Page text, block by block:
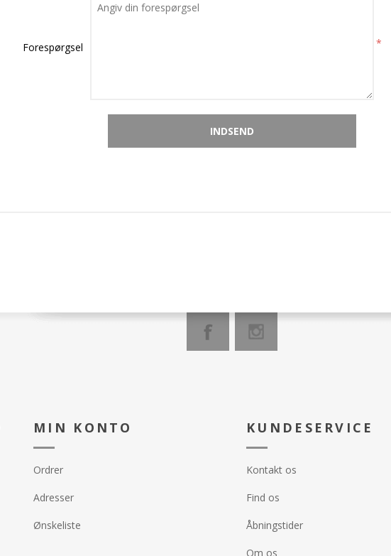
Forespørgsel *
MIN KONTO
Ordrer
Adresser
Ønskeliste
KUNDESERVICE
Kontakt os
Find os
Åbningstider
Om os